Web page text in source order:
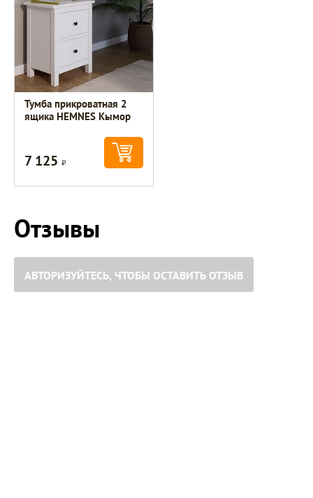
Тумба прикроватная 2
ящика HEMNES Кымор
7 125Р
Отзывы
АВТОРИЗУЙТЕСЬ, ЧТОБЫ ОСТАВИТЬ ОТЗЫВ